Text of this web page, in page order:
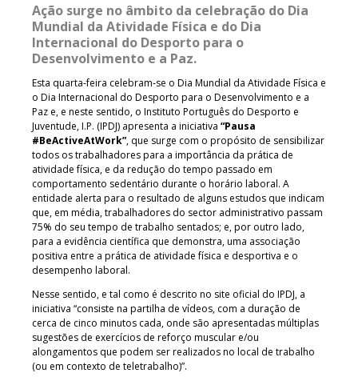
Ação surge no âmbito da celebração do Dia
Mundial da Atividade Física e do Dia
Internacional do Desporto para o
Desenvolvimento e a Paz.
Esta quarta-feira celebram-se o Dia Mundial da Atividade Física e
o Dia Internacional do Desporto para o Desenvolvimento e a
Paz e, e neste sentido, o Instituto Português do Desporto e
Juventude, I.P. (IPDJ) apresenta a iniciativa “Pausa
#BeActiveAtWork”, que surge com o propósito de sensibilizar
todos os trabalhadores para a importância da prática de
atividade física, e da redução do tempo passado em
comportamento sedentário durante o horário laboral. A
entidade alerta para o resultado de alguns estudos que indicam
que, em média, trabalhadores do sector administrativo passam
75% do seu tempo de trabalho sentados; e, por outro lado,
para a evidência científica que demonstra, uma associação
positiva entre a prática de atividade física e desportiva e o
desempenho laboral.
Nesse sentido, e tal como é descrito no site oficial do IPDJ, a
iniciativa “consiste na partilha de vídeos, com a duração de
cerca de cinco minutos cada, onde são apresentadas múltiplas
sugestões de exercícios de reforço muscular e/ou
alongamentos que podem ser realizados no local de trabalho
(ou em contexto de teletrabalho)”.